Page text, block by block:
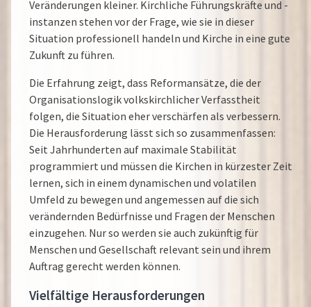
Veränderungen kleiner. Kirchliche Führungskräfte und -
instanzen stehen vor der Frage, wie sie in dieser
Situation professionell handeln und Kirche in eine gute
Zukunft zu führen.
Die Erfahrung zeigt, dass Reformansätze, die der
Organisationslogik volkskirchlicher Verfasstheit
folgen, die Situation eher verschärfen als verbessern.
Die Herausforderung lässt sich so zusammenfassen:
Seit Jahrhunderten auf maximale Stabilität
programmiert und müssen die Kirchen in kürzester Zeit
lernen, sich in einem dynamischen und volatilen
Umfeld zu bewegen und angemessen auf die sich
verändernden Bedürfnisse und Fragen der Menschen
einzugehen. Nur so werden sie auch zukünftig für
Menschen und Gesellschaft relevant sein und ihrem
Auftrag gerecht werden können.
Vielfältige Herausforderungen